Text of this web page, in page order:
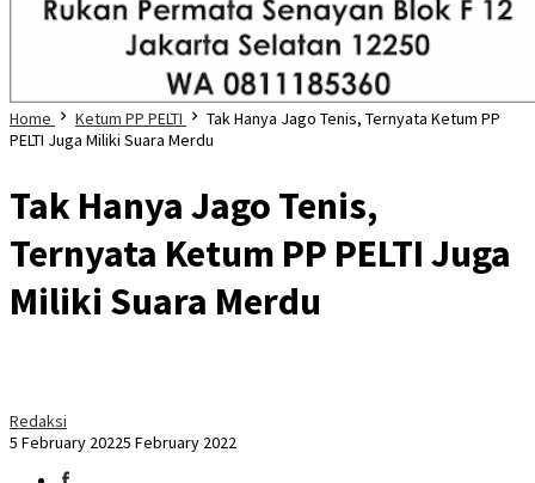
Home Ketum PP PELTI
Tak Hanya Jago Tenis, Ternyata Ketum PP
PELTI Juga Miliki Suara Merdu
Tak Hanya Jago Tenis,
Ternyata Ketum PP PELTI Juga
Miliki Suara Merdu
Redaksi
5 February 20225 February 2022